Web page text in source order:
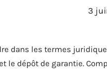
3
dans les termes
le dépôt de garantie.